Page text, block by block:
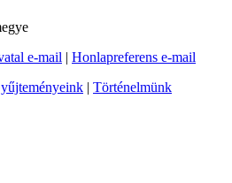
e-mail | Honlapreferens e-mail
| Történelmünk